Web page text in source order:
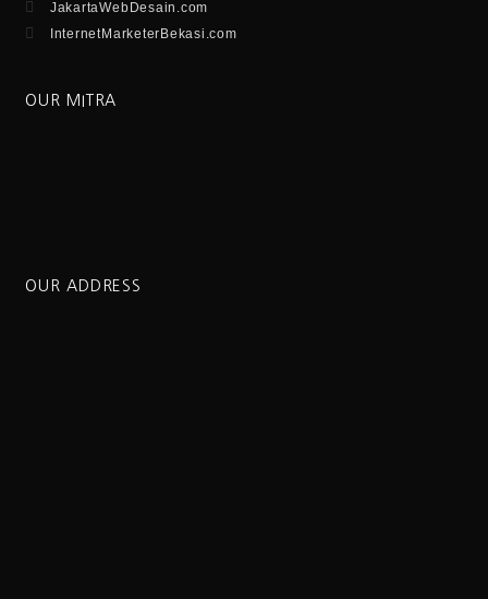
JakartaWebDesain.com
InternetMarketerBekasi.com
OUR MITRA
OUR ADDRESS